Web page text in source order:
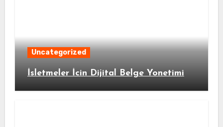
Uncategorized
İsletmeler İcin Dijital Belge Yonetimi